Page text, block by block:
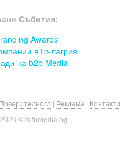
Събития:
Awards
в Бълагрия
на b2b Media
Поверителност | Реклама | Контакти
2026 © b2bmedia.bg